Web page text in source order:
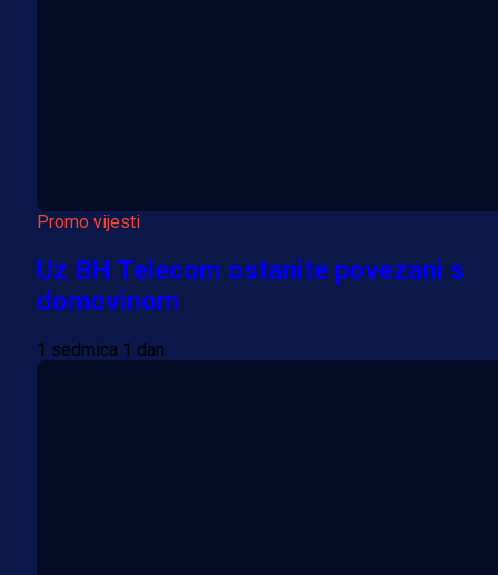
Promo vijesti
Uz BH Telecom ostanite povezani s
domovinom
1 sedmica 1 dan